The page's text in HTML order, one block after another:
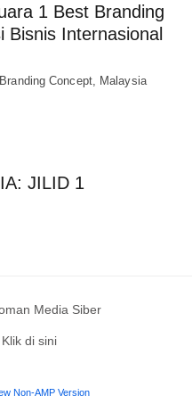
1 Best Branding
Bisnis Internasional
Concept, Malaysia
JILID 1
Media Siber
di sini
Non-AMP Version